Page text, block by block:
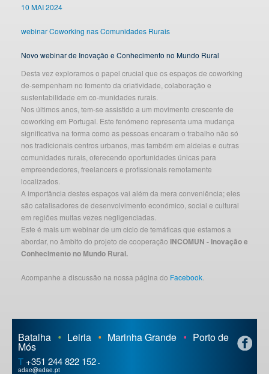
10 MAI 2024
webinar Coworking nas Comunidades Rurais
Novo webinar de Inovação e Conhecimento no Mundo Rural
Desta vez exploramos o papel crucial que os espaços de coworking
de-sempenham no fomento da criatividade, colaboração e
sustentabilidade em co-munidades rurais.
Nos últimos anos, tem-se assistido a um movimento crescente de
coworking em Portugal. Este fenómeno representa uma mudança
significativa na forma como as pessoas encaram o trabalho não só
nos tradicionais centros urbanos, mas também em aldeias e outras
comunidades rurais, oferecendo oportunidades únicas para
empreendedores, freelancers e profissionais remotamente
localizados.
A importância destes espaços vai além da mera conveniência; eles
são catalisadores de desenvolvimento económico, social e cultural
em regiões muitas vezes negligenciadas.
Este é mais um webinar de um ciclo de temáticas que estamos a
abordar, no âmbito do projeto de cooperação INCOMUN - Inovação e
Conhecimento no Mundo Rural.
Acompanhe a discussão na nossa página do Facebook
Batalha Leiria Marinha Grande Porto de
Mós
T +351 244 822 152 -
adae@adae.pt